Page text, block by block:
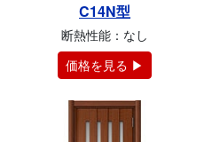
C14N型
断熱性能：なし
価格を見る ▶